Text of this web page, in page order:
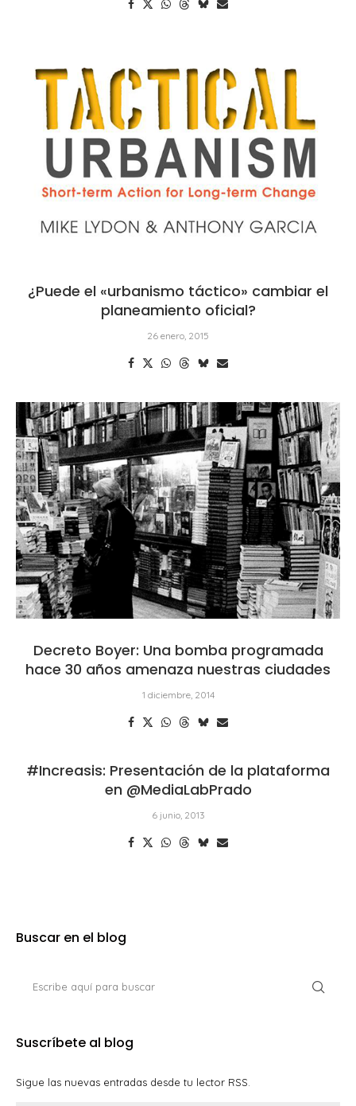
¿Puede el «urbanismo táctico» cambiar el
planeamiento oficial?
26 enero, 2015
Decreto Boyer: Una bomba programada
hace 30 años amenaza nuestras ciudades
1 diciembre, 2014
#Increasis: Presentación de la plataforma
en @MediaLabPrado
6 junio, 2013
Buscar en el blog
Suscríbete al blog
Sigue las nuevas entradas desde tu lector RSS.